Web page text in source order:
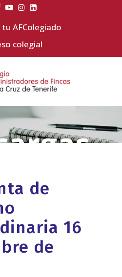
tu AFColegiado
colegial
de
16
de